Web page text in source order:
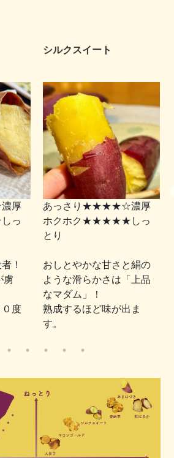
厚
っ
！
虜
度
シルクスイート
あっさり★★★★☆濃厚
ホクホク★★★★★しっ
とり
おしとやかな甘さと絹の
ような滑らかさは「上品
なマダム」！
熟成するほど味が出ま
す。